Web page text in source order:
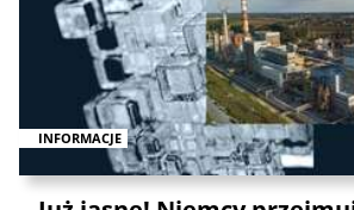
INFORMACJE